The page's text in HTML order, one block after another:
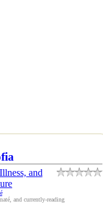
and
and currently-reading